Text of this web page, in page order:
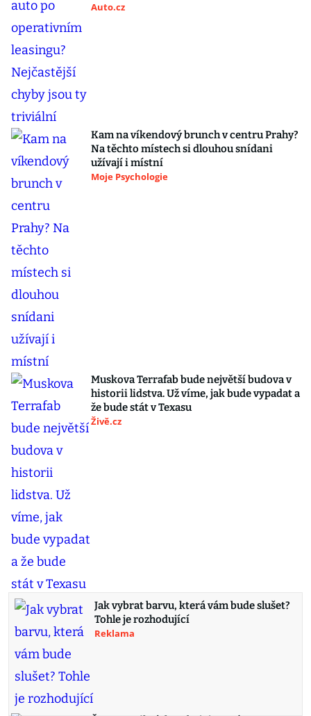
Auto.cz
Kam na víkendový brunch v centru Prahy?
Na těchto místech si dlouhou snídani
užívají i místní
Moje Psychologie
Muskova Terrafab bude největší budova v
historii lidstva. Už víme, jak bude vypadat a
že bude stát v Texasu
Živě.cz
Jak vybrat barvu, která vám bude slušet?
Tohle je rozhodující
Reklama